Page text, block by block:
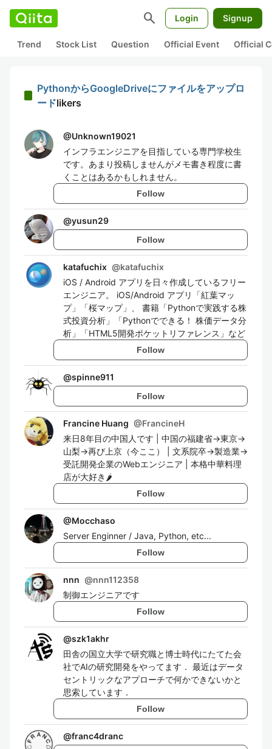
search Login Signup
Trend Stock List Question Official Event Official
PythonからGoogleDriveにファイルをアップロ
ードlikers
@Unknown19021
インフラエンジニアを目指している専門学校生
です。あまり投稿しませんがメモ書き程度に書
くことはあるかもしれません。
Follow
@yusun29
Follow
katafuchix @katafuchix
iOS / Android アプリを日々作成しているフリー
エンジニア。 iOS/Android アプリ「紅葉マッ
プ」「桜マップ」、 書籍「Pythonで実践する株
式投資分析」「Pythonでできる！ 株価データ分
析」「HTML5開発ポケットリファレンス」など
Follow
@spinne911
Follow
Francine Huang @FrancineH
来日8年目の中国人です | 中国の福建省→東京→
山梨→再び上京（今ここ） | 文系院卒→製造業→
受託開発企業のWebエンジニア | 本格中華料理
店が大好き🌶️
Follow
@Mocchaso
Server Enginner / Java, Python, etc...
Follow
nnn @nnn112358
制御エンジニアです
Follow
@szk1akhr
田舎の国立大学で研究職と博士時代にたてた会
社でAIの研究開発をやってます． 最近はデータ
セントリックなアプローチで何かできないかと
思索しています．
Follow
@franc4dranc